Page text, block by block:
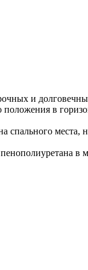
и
в
места,
в